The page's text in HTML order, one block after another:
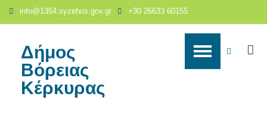
Κέρκυρας
πληγέντες
info@1354.syzefxis.gov.gr +30 26633 60155
Δήμος
Βόρειας
Κέρκυρας